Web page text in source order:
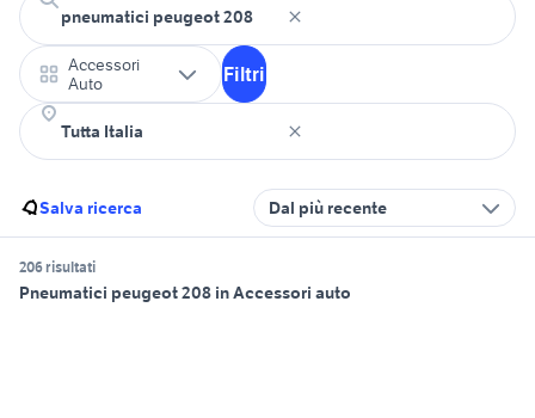
Accessori
Auto
Filtri
Salva ricerca Dal più recente
206 risultati
Pneumatici peugeot 208 in Accessori auto